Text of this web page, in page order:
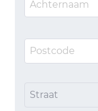
Straat